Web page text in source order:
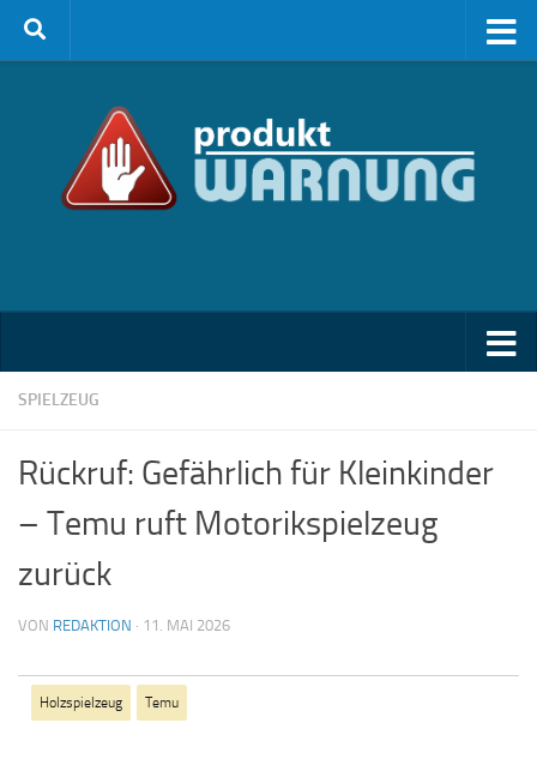
Zum Inhalt springen
SPIELZEUG
Rückruf: Gefährlich für Kleinkinder
– Temu ruft Motorikspielzeug
zurück
VON REDAKTION · 11. MAI 2026
Holzspielzeug Temu